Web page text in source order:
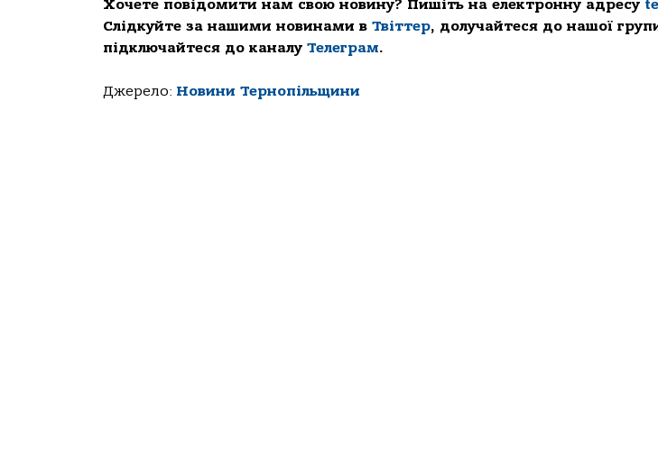
Хочете повідомити нам свою новину? Пишіть на електронну адресу
Слідкуйте за нашими новинами в Твіттер, долучайтеся до нашої
підключайтеся до каналу Телеграм.
Джерело: Новини Тернопільщини